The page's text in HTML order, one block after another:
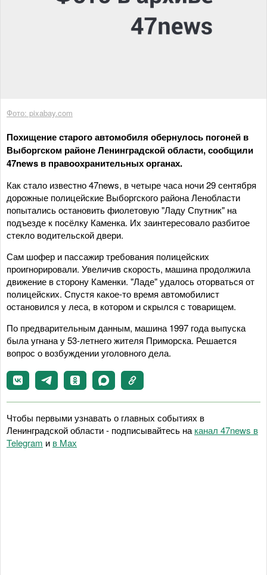
Фото: pixabay.com
Похищение старого автомобиля обернулось погоней в
Выборгском районе Ленинградской области, сообщили
47news в правоохранительных органах.
Как стало известно 47news, в четыре часа ночи 29 сентября
дорожные полицейские Выборгского района Ленобласти
попытались остановить фиолетовую "Ладу Спутник" на
подъезде к посёлку Каменка. Их заинтересовало разбитое
стекло водительской двери.
Сам шофер и пассажир требования полицейских
проигнорировали. Увеличив скорость, машина продолжила
движение в сторону Каменки. "Ладе" удалось оторваться от
полицейских. Спустя какое-то время автомобилист
остановился у леса, в котором и скрылся с товарищем.
По предварительным данным, машина 1997 года выпуска
была угнана у 53-летнего жителя Приморска. Решается
вопрос о возбуждении уголовного дела.
Чтобы первыми узнавать о главных событиях в
Ленинградской области - подписывайтесь на канал 47news в
Telegram и в Maх